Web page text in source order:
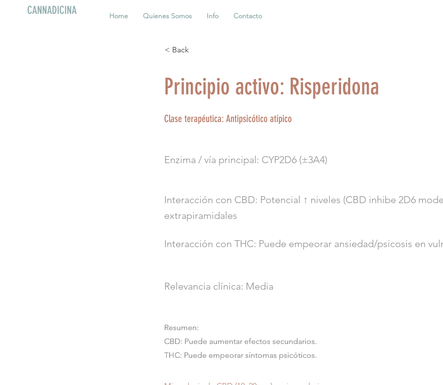
CANNADICINA Home Quienes Somos Info Contacto
< Back
Principio activo: Risperidona
Clase terapéutica: Antipsicótico atípico
Enzima / vía principal: CYP2D6 (±3A4)
Interacción con CBD: Potencial ↑ niveles (CBD inhibe 2D6
extrapiramidales
Interacción con THC: Puede empeorar ansiedad/psicosis en
Relevancia clínica: Media
Resumen:
CBD: Puede aumentar efectos secundarios.
THC: Puede empeorar síntomas psicóticos.
Resumen:
CBD: Puede aumentar efectos secundarios.
THC: Puede empeorar síntomas psicóticos.